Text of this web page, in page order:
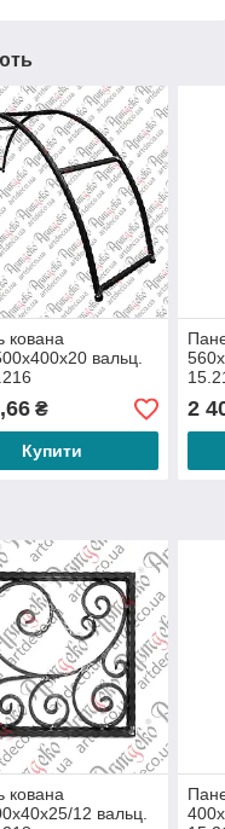
кована
вальц.
₴
Купити
2
кована
12 вальц.